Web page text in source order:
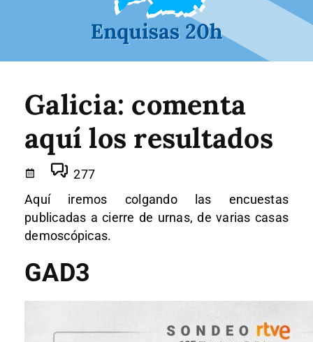
Galicia: comenta
aquí los resultados
277
Aquí iremos colgando las encuestas
publicadas a cierre de urnas, de varias casas
demoscópicas.
GAD3